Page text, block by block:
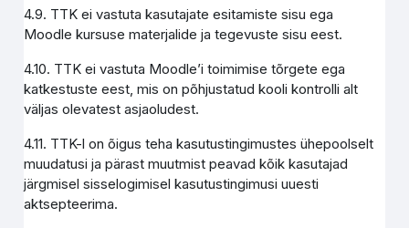
4.9. TTK ei vastuta kasutajate esitamiste sisu ega
Moodle kursuse materjalide ja tegevuste sisu eest.
4.10. TTK ei vastuta Moodle’i toimimise tõrgete ega
katkestuste eest, mis on põhjustatud kooli kontrolli alt
väljas olevatest asjaoludest.
4.11. TTK-l on õigus teha kasutustingimustes ühepoolselt
muudatusi ja pärast muutmist peavad kõik kasutajad
järgmisel sisselogimisel kasutustingimusi uuesti
aktsepteerima.